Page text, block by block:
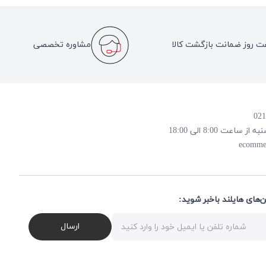
روز ضمانت بازگشت کالا مشاوره تخصصی
8:00 الی 18:00
هایلند باخبر شوید:
ارسال